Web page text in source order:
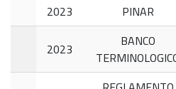
2023 PINAR
2023
BANCO